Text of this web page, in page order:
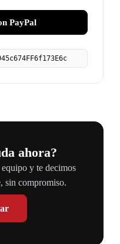
PayPal
ahora?
y te decimos
sin compromiso.